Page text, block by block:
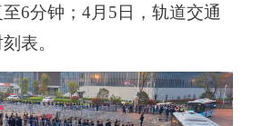
6分钟；4月5日，轨道交通
表。